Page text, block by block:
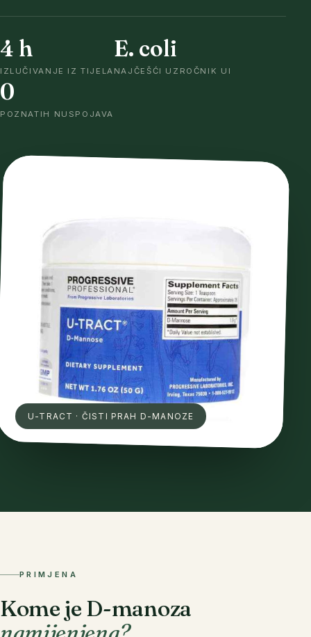
4 h
IZLUČIVANJE IZ TIJELA
E. coli
NAJČEŠĆI UZROČNIK UI
0
POZNATIH NUSPOJAVA
U-TRACT · ČISTI PRAH D-MANOZE
PRIMJENA
Kome je D-manoza